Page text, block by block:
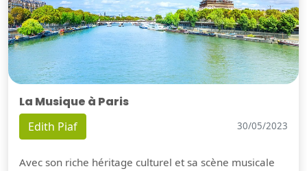
La Musique à Paris
Edith Piaf 30/05/2023
Avec son riche héritage culturel et sa scène musicale